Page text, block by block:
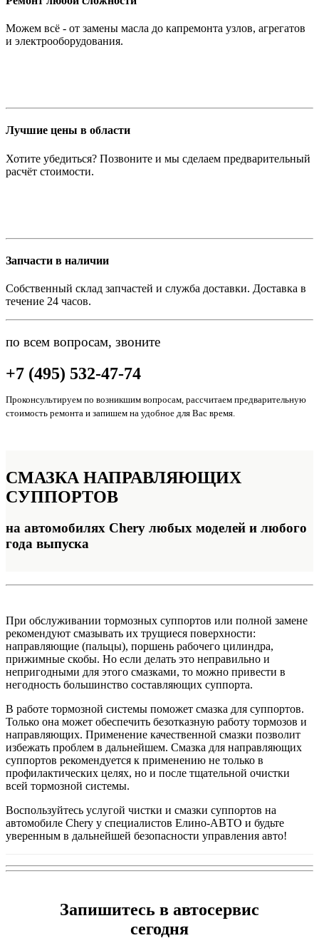
Можем всё - от замены масла до капремонта узлов, агрегатов
и электрооборудования.
Лучшие цены в области
Хотите убедиться? Позвоните и мы сделаем предварительный
расчёт стоимости.
Запчасти в наличии
Собственный склад запчастей и служба доставки. Доставка в
течение 24 часов.
по всем вопросам, звоните
+7 (495) 532-47-74
Проконсультируем по возникшим вопросам, рассчитаем предварительную
стоимость ремонта и запишем на удобное для Вас время.
СМАЗКА НАПРАВЛЯЮЩИХ
СУППОРТОВ
на автомобилях Chery любых моделей и любого
года выпуска
При обслуживании тормозных суппортов или полной замене
рекомендуют смазывать их трущиеся поверхности:
направляющие (пальцы), поршень рабочего цилиндра,
прижимные скобы. Но если делать это неправильно и
непригодными для этого смазками, то можно привести в
негодность большинство составляющих суппорта.
В работе тормозной системы поможет смазка для суппортов.
Только она может обеспечить безотказную работу тормозов и
направляющих. Применение качественной смазки позволит
избежать проблем в дальнейшем. Смазка для направляющих
суппортов рекомендуется к применению не только в
профилактических целях, но и после тщательной очистки
всей тормозной системы.
Воспользуйтесь услугой чистки и смазки суппортов на
автомобиле Chery у специалистов Елино-АВТО и будьте
уверенным в дальнейшей безопасности управления авто!
Запишитесь в автосервис
сегодня